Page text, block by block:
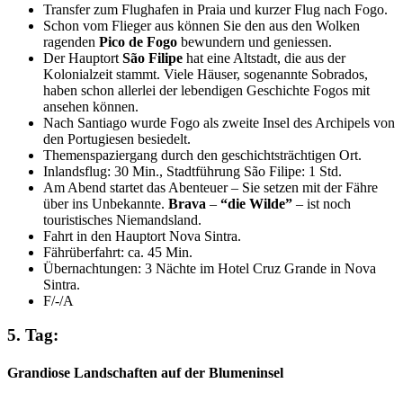
Transfer zum Flughafen in Praia und kurzer Flug nach Fogo.
Schon vom Flieger aus können Sie den aus den Wolken
ragenden Pico de Fogo bewundern und geniessen.
Der Hauptort São Filipe hat eine Altstadt, die aus der
Kolonialzeit stammt. Viele Häuser, sogenannte Sobrados,
haben schon allerlei der lebendigen Geschichte Fogos mit
ansehen können.
Nach Santiago wurde Fogo als zweite Insel des Archipels von
den Portugiesen besiedelt.
Themenspaziergang durch den geschichtsträchtigen Ort.
Inlandsflug: 30 Min., Stadtführung São Filipe: 1 Std.
Am Abend startet das Abenteuer – Sie setzen mit der Fähre
über ins Unbekannte. Brava – “die Wilde” – ist noch
touristisches Niemandsland.
Fahrt in den Hauptort Nova Sintra.
Fährüberfahrt: ca. 45 Min.
Übernachtungen: 3 Nächte im Hotel Cruz Grande in Nova
Sintra.
F/-/A
5. Tag:
Grandiose Landschaften auf der Blumeninsel